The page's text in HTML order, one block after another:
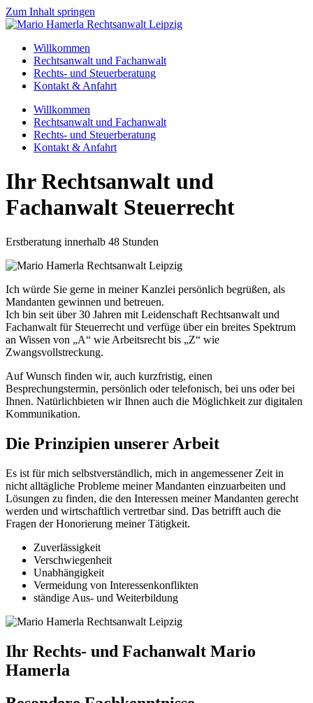
Zum Inhalt springen
Willkommen
Rechtsanwalt und Fachanwalt
Rechts- und Steuerberatung
Kontakt & Anfahrt
Willkommen
Rechtsanwalt und Fachanwalt
Rechts- und Steuerberatung
Kontakt & Anfahrt
Ihr Rechtsanwalt und
Fachanwalt Steuerrecht
Erstberatung innerhalb 48 Stunden
Ich würde Sie gerne in meiner Kanzlei persönlich begrüßen, als
Mandanten gewinnen und betreuen.
Ich bin seit über 30 Jahren mit Leidenschaft Rechtsanwalt und
Fachanwalt für Steuerrecht und verfüge über ein breites Spektrum
an Wissen von „A“ wie Arbeitsrecht bis „Z“ wie
Zwangsvollstreckung.
Auf Wunsch finden wir, auch kurzfristig, einen
Besprechungstermin, persönlich oder telefonisch, bei uns oder bei
Ihnen. Natürlichbieten wir Ihnen auch die Möglichkeit zur digitalen
Kommunikation.
Die Prinzipien unserer Arbeit
Es ist für mich selbstverständlich, mich in angemessener Zeit in
nicht alltägliche Probleme meiner Mandanten einzuarbeiten und
Lösungen zu finden, die den Interessen meiner Mandanten gerecht
werden und wirtschaftlich vertretbar sind. Das betrifft auch die
Fragen der Honorierung meiner Tätigkeit.
Zuverlässigkeit
Verschwiegenheit
Unabhängigkeit
Vermeidung von Interessenkonflikten
ständige Aus- und Weiterbildung
Ihr Rechts- und Fachanwalt Mario
Hamerla